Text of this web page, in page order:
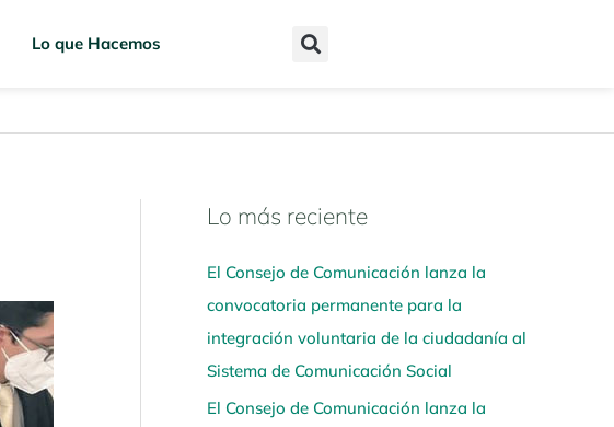
Lo que Hacemos
Lo más reciente
El Consejo de Comunicación lanza la
convocatoria permanente para la
integración voluntaria de la ciudadanía al
Sistema de Comunicación Social
El Consejo de Comunicación lanza la
N
v
e
g
a
a